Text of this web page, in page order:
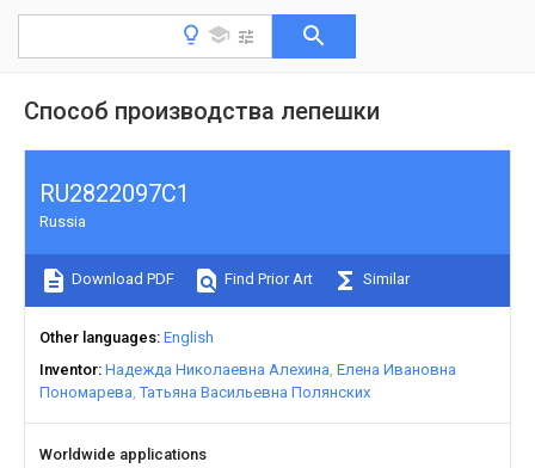
Способ производства лепешки
RU2822097C1
Russia
Download PDF Find Prior Art Similar
Other languages English
Inventor Надежда Николаевна Алехина Елена Ивановна
Пономарева Татьяна Васильевна Полянских
Worldwide applications